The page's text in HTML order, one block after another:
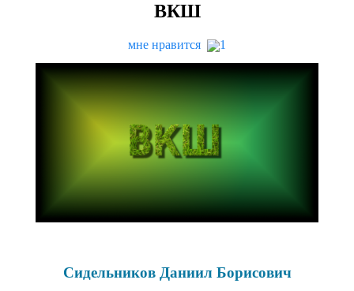
ВКШ
мне нравится 1
Сидельников Даниил Борисович